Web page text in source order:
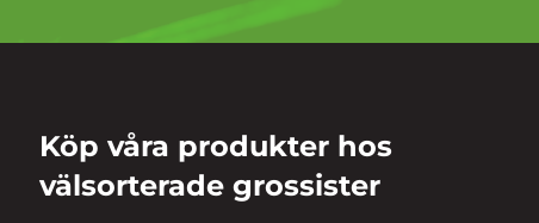
Köp våra produkter hos
välsorterade grossister